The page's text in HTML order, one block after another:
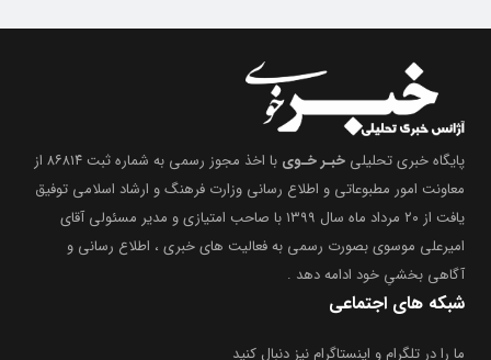
پایگاه خبری تحلیلی خبـر خـوی
با اخذ مجوز رسمی به شماره ثبت ۸۶۸۱۴ از
معاونت امور مطبوعاتی و اطلاع رسانی وزارت فرهنگ و ارشاد اسلامی توفیق
یافت از ۲۰ مرداد ماه سال ۱۳۹۹ با صاحب امتیازی و مدیر مسئولی آقای
امیرعلی موسوی بصورت رسمی به فعالیت های خبری ، اطلاع رسانی و
آگاهی بخشیِ خود ادامه دهد .
شبکه های اجتماعی
ما را در تلگرام و اینستاگرام نیز دنبال کنید